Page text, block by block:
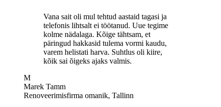
Vana sait oli mul tehtud aastaid tagasi ja
telefonis lihtsalt ei töötanud. Uue tegime
kolme nädalaga. Kõige tähtsam, et
päringud hakkasid tulema vormi kaudu,
varem helistati harva. Suhtlus oli kiire,
kõik sai õigeks ajaks valmis.
M
Marek Tamm
Renoveerimisfirma omanik, Tallinn